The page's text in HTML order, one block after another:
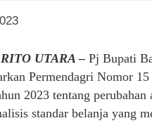
UTARA – Pj Bupati
Permendagri Nomor
2023 tentang perubahan
standar belanja yang